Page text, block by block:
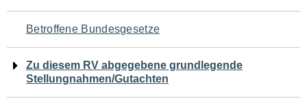
Betroffene Bundesgesetze
Zu diesem RV abgegebene grundlegende
Stellungnahmen/Gutachten